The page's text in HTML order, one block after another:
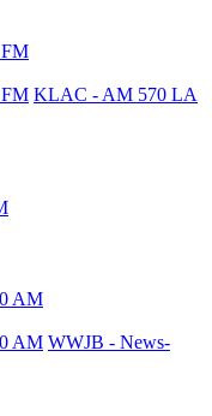
KLAC - AM 570 LA
AM
AM WWJB - News-